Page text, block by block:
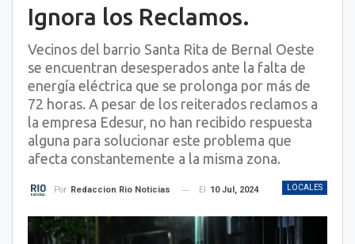
Ignora los Reclamos.
Vecinos del barrio Santa Rita de Bernal Oeste
se encuentran desesperados ante la falta de
energía eléctrica que se prolonga por más de
72 horas. A pesar de los reiterados reclamos a
la empresa Edesur, no han recibido respuesta
alguna para solucionar este problema que
afecta constantemente a la misma zona.
LOCALES
Por Redaccion Rio Noticias El 10 Jul, 2024